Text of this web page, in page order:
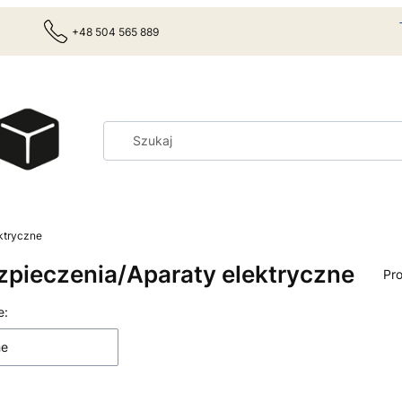
+48 504 565 889
Aparaty elektryczne